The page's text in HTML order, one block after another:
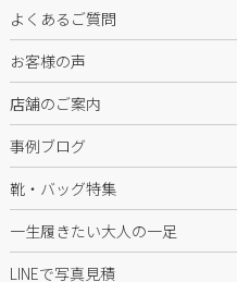
よくあるご質問
お客様の声
店舗のご案内
事例ブログ
靴・バッグ特集
一生履きたい大人の一足
LINEで写真見積